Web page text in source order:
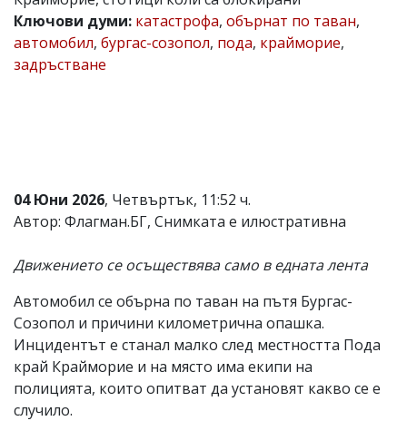
Коментарите
статиите
се
отговорност
за
тях!
откриете
за
коментар,
моля
сигнализирайте
ни!
Ключови думи: катастрофа, обърнат по таван,
автомобил, бургас-созопол, пода, крайморие,
задръстване
04 Юни 2026, Четвъртък, 11:52 ч.
Автор: Флагман.БГ, Снимката е илюстративна
Движението се осъществява само в едната лента
Автомобил се обърна по таван на пътя Бургас-
Созопол и причини километрична опашка.
Инцидентът е станал малко след местността Пода
край Крайморие и на място има екипи на
полицията, които опитват да установят какво се е
случило.